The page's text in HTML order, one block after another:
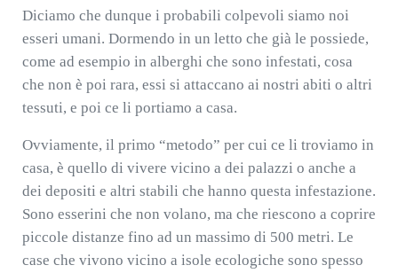
Diciamo che dunque i probabili colpevoli siamo noi
esseri umani. Dormendo in un letto che già le possiede,
come ad esempio in alberghi che sono infestati, cosa
che non è poi rara, essi si attaccano ai nostri abiti o altri
tessuti, e poi ce li portiamo a casa.
Ovviamente, il primo “metodo” per cui ce li troviamo in
casa, è quello di vivere vicino a dei palazzi o anche a
dei depositi e altri stabili che hanno questa infestazione.
Sono esserini che non volano, ma che riescono a coprire
piccole distanze fino ad un massimo di 500 metri. Le
case che vivono vicino a isole ecologiche sono spesso